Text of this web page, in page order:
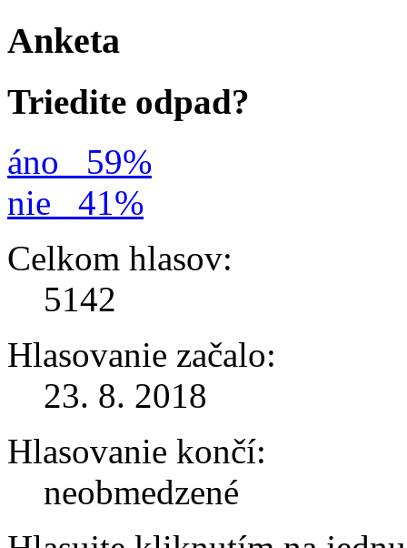
Anketa
Triedite odpad?
áno
59%
nie
41%
Celkom hlasov:
5142
Hlasovanie začalo:
23. 8. 2018
Hlasovanie končí:
neobmedzené